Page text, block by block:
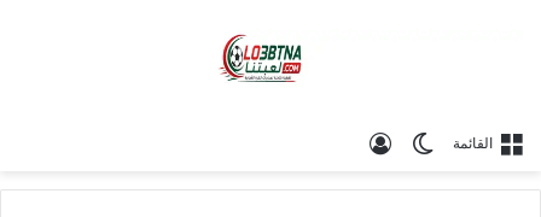
القائمة الوضع المظلم